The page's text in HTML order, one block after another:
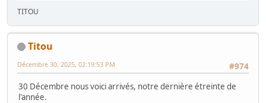
TITOU
Titou
#974
Décembre 30, 2025, 02:19:53 PM
30 Décembre nous voici arrivés, notre dernière étreinte de
l'année.